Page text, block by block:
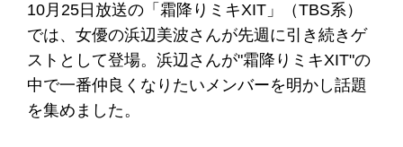
10月25日放送の「霜降りミキXIT」（TBS系）
では、女優の浜辺美波さんが先週に引き続きゲ
ストとして登場。浜辺さんが"霜降りミキXIT"の
中で一番仲良くなりたいメンバーを明かし話題
を集めました。